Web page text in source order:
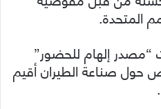
المتحدة.
“مصدر إلهام للحضور”
صناعة الطيران أقيم